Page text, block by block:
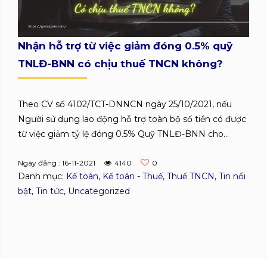
Nhận hỗ trợ từ việc giảm đóng 0.5% quỹ
TNLĐ-BNN có chịu thuế TNCN không?
Theo CV số 4102/TCT-DNNCN ngày 25/10/2021, nếu
Người sử dụng lao động hỗ trợ toàn bộ số tiền có được
từ việc giảm tỷ lệ đóng 0.5% Quỹ TNLĐ-BNN cho...
Ngày đăng : 16-11-2021 4140 0
Danh mục: Kế toán, Kế toán - Thuế, Thuế TNCN, Tin nổi
bật, Tin tức, Uncategorized